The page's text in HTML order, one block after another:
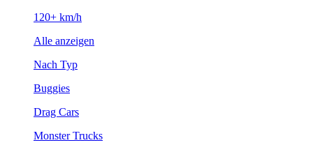
120+ km/h
Alle anzeigen
Nach Typ
Buggies
Drag Cars
Monster Trucks